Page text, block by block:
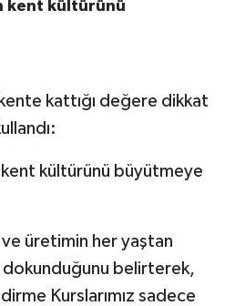
kent kültürünü
kattığı değere dikkat
kültürünü büyütmeye
ve üretimin her yaştan
dokunduğunu belirterek,
Kurslarımız sadece